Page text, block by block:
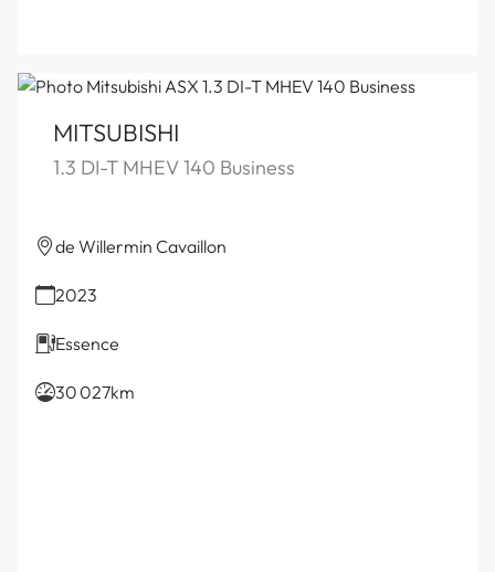
MITSUBISHI
1.3 DI-T MHEV 140 Business
de Willermin Cavaillon
2023
Essence
30 027km